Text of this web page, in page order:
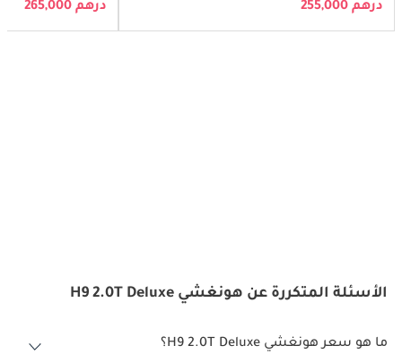
درهم 255,000 درهم 265,000
الأسئلة المتكررة عن هونغشي H9 2.0T Deluxe
ما هو سعر هونغشي H9 2.0T Deluxe؟